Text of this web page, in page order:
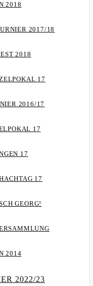
2018
2017/18
2018
17
2016/17
17
17
17
GEORG!
2014
2022/23